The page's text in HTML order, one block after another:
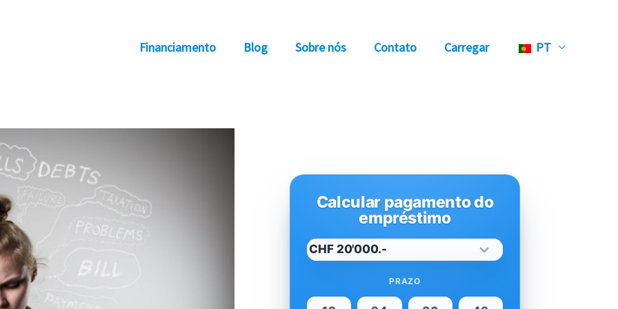
Financiamento Blog Sobre nós Contato Carregar PT
Calcular pagamento do
empréstimo
PRAZO